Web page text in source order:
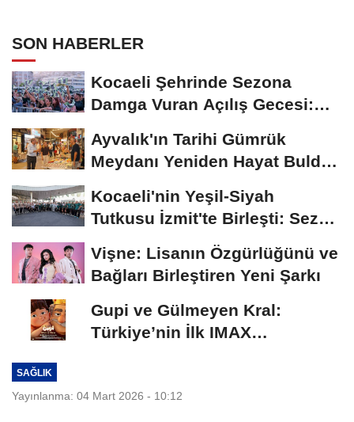
SON HABERLER
Kocaeli Şehrinde Sezona
Damga Vuran Açılış Gecesi:
Ayvalık'ın Tarihi Gümrük
Meydanı Yeniden Hayat Buldu:
Kocaeli'nin Yeşil-Siyah
Tutkusu İzmit'te Birleşti: Sezon
Vişne: Lisanın Özgürlüğünü ve
Bağları Birleştiren Yeni Şarkı
Gupi ve Gülmeyen Kral:
Türkiye’nin İlk IMAX
SAĞLIK
Yayınlanma: 04 Mart 2026 - 10:12